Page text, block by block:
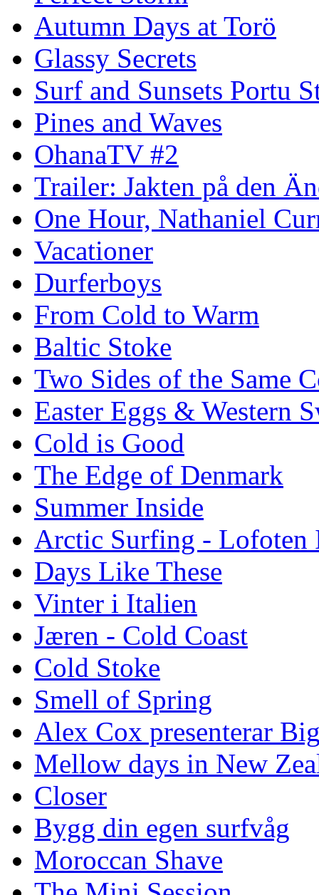
Autumn Days at Torö
Glassy Secrets
Surf and Sunsets Portu
Pines and Waves
OhanaTV #2
Trailer: Jakten på den
One Hour, Nathaniel
Vacationer
Durferboys
From Cold to Warm
Baltic Stoke
Two Sides of the Same
Easter Eggs & Western
Cold is Good
The Edge of Denmark
Summer Inside
Arctic Surfing - Lofoten
Days Like These
Vinter i Italien
Jæren - Cold Coast
Cold Stoke
Smell of Spring
Alex Cox presenterar
Mellow days in New
Closer
Bygg din egen surfvåg
Moroccan Shave